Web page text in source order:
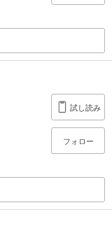
試し読み
フォロー